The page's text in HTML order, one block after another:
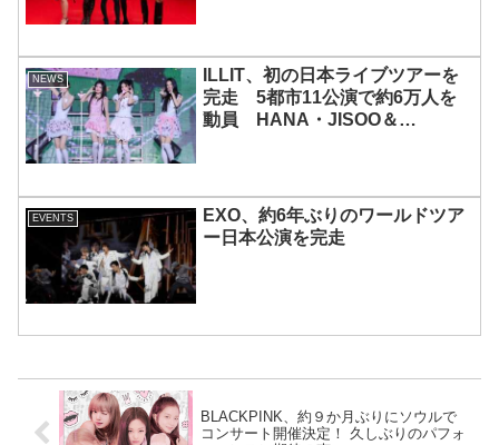
NEWS
ILLIT、初の日本ライブツアーを
完走 5都市11公演で約6万人を
動員 HANA・JISOO＆
EVENTS
EXO、約6年ぶりのワールドツア
ー日本公演を完走
BLACKPINK、約９か月ぶりにソウルで
コンサート開催決定！ 久しぶりのパフォ